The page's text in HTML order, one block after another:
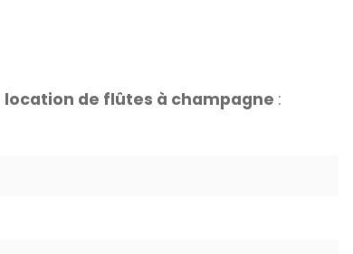
location de flûtes à champagne :